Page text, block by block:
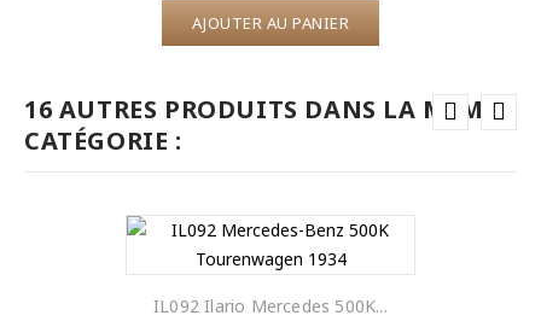
AJOUTER AU PANIER
16 AUTRES PRODUITS DANS LA MÊME
CATÉGORIE :
IL092 Ilario Mercedes 500K...